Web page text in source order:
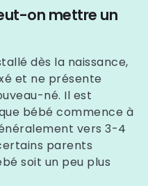
on mettre un
dès la naissance,
et ne présente
né. Il est
bébé commence à
vers 3-4
parents
soit un peu plus